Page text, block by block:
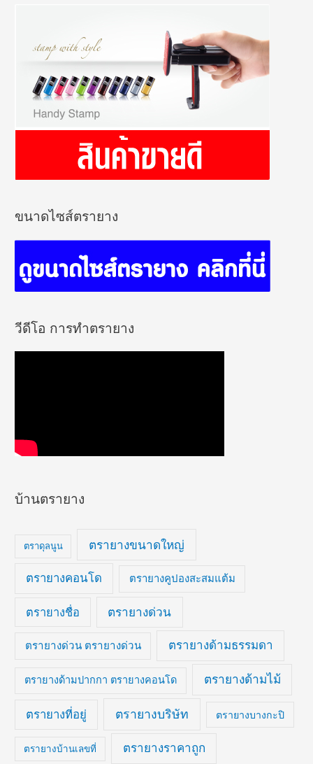
ขนาดไซส์ตรายาง
วีดีโอ การทำตรายาง
บ้านตรายาง
ตราดุลนูน ตรายางขนาดใหญ่
ตรายางคอนโด ตรายางคูปองสะสมแต้ม
ตรายางชื่อ ตรายางด่วน
ตรายางด่วน ตรายางด่วน ตรายางด้ามธรรมดา
ตรายางด้ามปากกา ตรายางคอนโด ตรายางด้ามไม้
ตรายางที่อยู่ ตรายางบริษัท ตรายางบางกะปิ
ตรายางบ้านเลขที่ ตรายางราคาถูก